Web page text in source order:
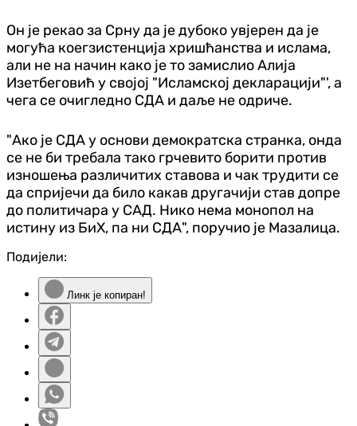
Он је рекао за Срну да је дубоко увјерен да је
могућа коегзистенција хришћанства и ислама,
али не на начин како је то замислио Алија
Изетбеговић у својој "Исламској декларацији"', а
чега се очигледно СДА и даље не одриче.
"Ако је СДА у основи демократска странка, онда
се не би требала тако грчевито борити против
изношења различитих ставова и чак трудити се
да спријечи да било какав другачији став допре
до политичара у САД. Нико нема монопол на
истину из БиХ, па ни СДА", поручио је Мазалица.
Подијели:
Линк је копиран!